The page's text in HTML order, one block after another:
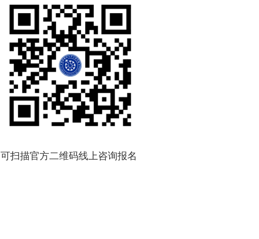
可扫描官方二维码线上咨询报名